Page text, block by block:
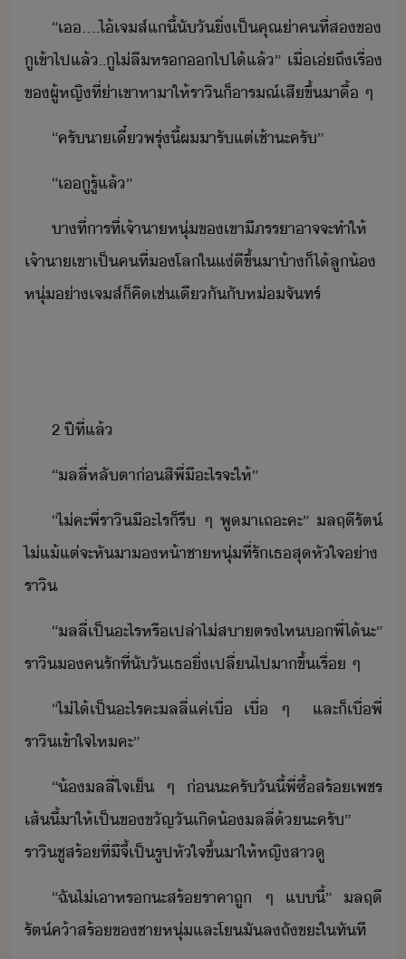
“​เ​....​ไ้​เจส์​แี​้​ัั​ิ่​เป็คุณ​่า​คที​่​ส​ข​
ู​เข้าไป​แล้​..​ู​ไ่ลื​หร​​ไป​ไ้​แล้​”​ ​เื่​เ่ถึ​เรื่​
ข​ผู้หญิ​ที่​่า​เขา​หาา​ให้​ราิ​็​ารณ์เสี​ขึ้​าื​้​ ​ๆ
“​ครั​า​เี๋​พรุ่ี้​ผ​ารั​แต่เช้า​ะ​ครั​”
“​เ​ูรู​้​แล้​”
าที​่​าร​ที่​เจ้าา​หุ่​ข​เขา​ี​ภรรา​าจจะ​ทำให้​
เจ้าา​เขา​เป็​คที​่​โลใแ่ี​ขึ้​า​้า​​็​ไ้​ลู้​
หุ่​่า​เจส์​็​คิ​เช่เีั​ั​ห่​จัทร์
2​ ​ปี​ที่แล้
“​ล​ลี่​หลัตา​่​สิ​พี่​ี​ะไร​จะ​ให้​”
“​ไ่​คะ​พี่​ราิ​ี​ะไร​็​รี​ ​ๆ​ ​พู​า​เถะ​คะ​”​ ​ลฤี​รัต์​
ไ่​แ้แต่​จะ​หัา​ห้า​ชาหุ่​ที่รั​เธ​สุ​หัใจ​่า​
ราิ
“​ล​ลี่​เป็​ะไร​หรืเปล่า​ไ่สา​ตรไห​​พี่​ไ้​ะ​”​
​ราิ​​ครั​ที่​ัั​เธ​ิ่​เปลี่ไป​าขึ้​เรื่​ ​ๆ
“​ไ่ไ้​เป็​ะไร​คะ​ล​ลี่​แค่​เื่​ ​เื่​ ​ๆ​ ​ ​และ​็​เื่​พี่​
ราิ​เข้าใจ​ไห​คะ​”
“​้​ล​ลี่​ใจเ็​ ​ๆ​ ​่​ะ​ครั​ัี้​พี่​ซื้​สร้เพชร​
เส้​ี้​า​ให้​เป็​ขขัญ​ัเิ​้​ล​ลี่​้​ะ​ครั​”​ ​
ราิ​ชูส​ร้​ที่​ี​จี้​เป็​รูป​หัใจ​ขึ้​า​ให้​หญิสา​ู
“​ฉั​ไ่เา​หร​ะ​สร้​ราคา​ถู​ ​ๆ​ ​แี้​”​ ​ลฤี​
รัต์​ค้า​สร้​ข​ชาหุ่​และ​โ​ั​ล​ถัขะ​ใทัที